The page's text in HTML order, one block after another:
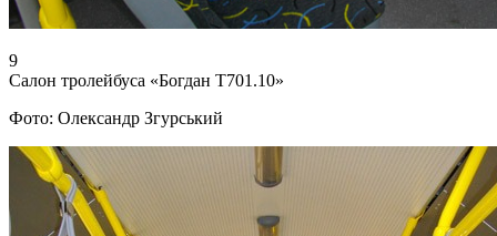
9
Салон тролейбуса «Богдан Т701.10»
Фото: Олександр Згурський